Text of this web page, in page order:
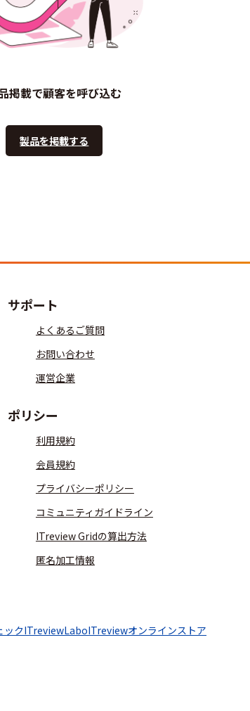
掲載で顧客を呼び込む
製品を掲載する
サポート
よくあるご質問
お問い合わせ
運営企業
ポリシー
利用規約
会員規約
プライバシーポリシー
コミュニティガイドライン
ITreview Gridの算出方法
匿名加工情報
ックITreviewLaboITreviewオンラインストア